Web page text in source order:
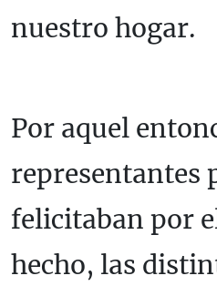
nuestro hogar.
Por aquel
representantes
felicitaban por
hecho, las